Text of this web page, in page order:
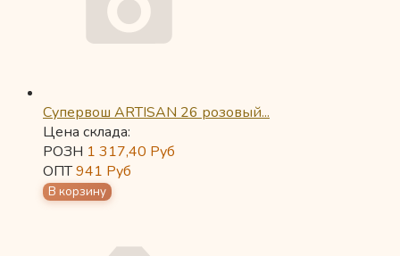
Супервош ARTISAN 26 розовый...
Цена склада:
РОЗН 1 317,40 Руб
ОПТ941 Руб